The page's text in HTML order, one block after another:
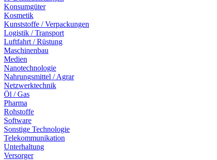
Konsumgüter
Kosmetik
Kunststoffe / Verpackungen
Logistik / Transport
Luftfahrt / Rüstung
Maschinenbau
Medien
Nanotechnologie
Nahrungsmittel / Agrar
Netzwerktechnik
Öl / Gas
Pharma
Rohstoffe
Software
Sonstige Technologie
Telekommunikation
Unterhaltung
Versorger